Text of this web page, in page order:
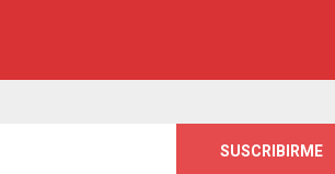
SUSCRIBIRME